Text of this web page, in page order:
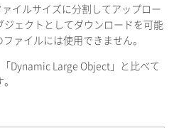
イルサイズに分割してアップロー
ジェクトとしてダウンロードを可能
ァイルには使用できません。
Dynamic Large Object」と比べて